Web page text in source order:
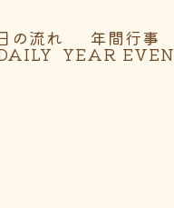
の流れ 年間行事
YEAR